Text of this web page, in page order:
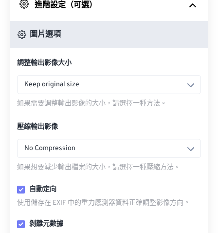
來自 Google 雲端硬碟
進階設定（可選）
圖片選項
調整輸出影像大小
Keep original size
如果需要調整輸出影像的大小，請選擇一種方法。
壓縮輸出影像
No Compression
如果想要減少輸出檔案的大小，請選擇一種壓縮方法。
自動定向
使用儲存在 EXIF 中的重力感測器資料正確調整影像方向。
剝離元數據